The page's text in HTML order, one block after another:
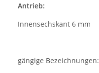
Antrieb:
Innensechskant 6 mm
gängige Bezeichnungen: